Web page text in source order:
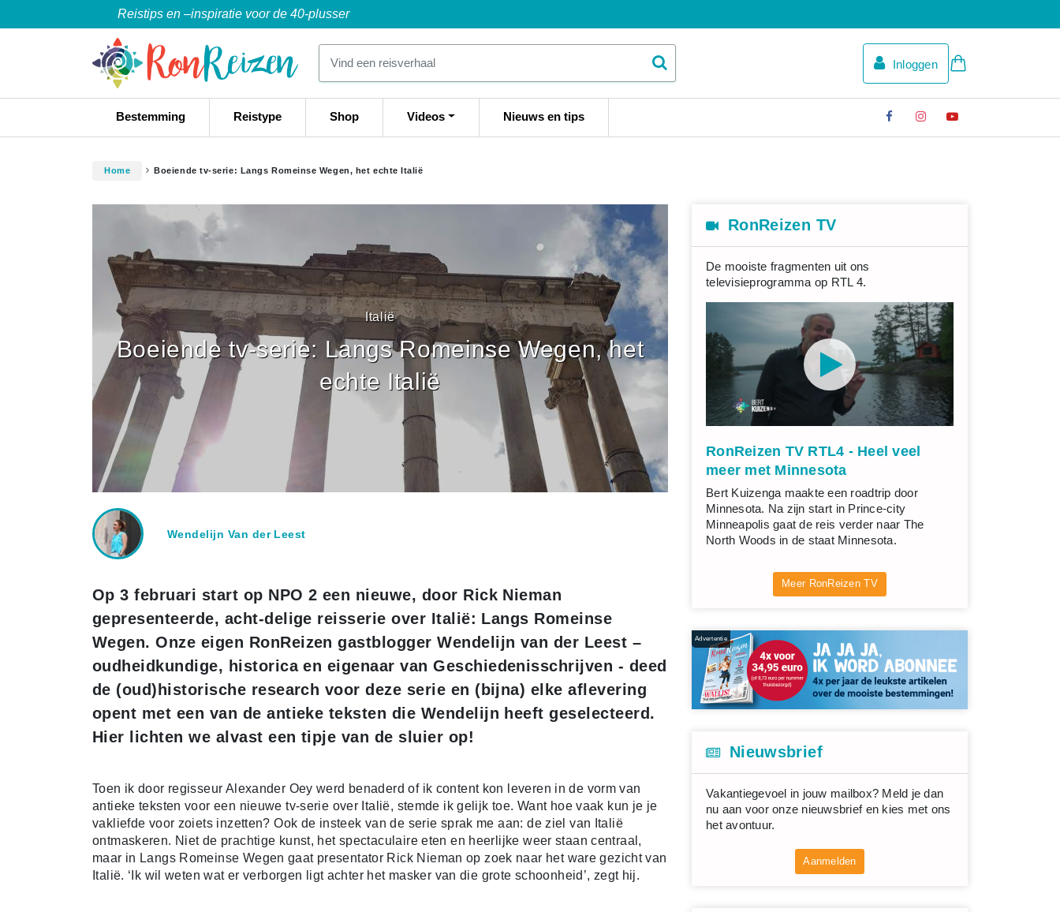
Reistips en –inspiratie voor de 40-plusser
Inloggen
Bestemming Reistype Shop Videos Nieuws en tips
Home Boeiende tv-serie: Langs Romeinse Wegen, het echte Italië
Italië
Boeiende tv-serie: Langs Romeinse Wegen, het
echte Italië
Wendelijn Van der Leest
Op 3 februari start op NPO 2 een nieuwe, door Rick Nieman
gepresenteerde, acht-delige reisserie over Italië: Langs Romeinse
Wegen. Onze eigen RonReizen gastblogger Wendelijn van der Leest –
oudheidkundige, historica en eigenaar van Geschiedenisschrijven - deed
de (oud)historische research voor deze serie en (bijna) elke aflevering
opent met een van de antieke teksten die Wendelijn heeft geselecteerd.
Hier lichten we alvast een tipje van de sluier op!
Toen ik door regisseur Alexander Oey werd benaderd of ik content kon leveren in de vorm van
antieke teksten voor een nieuwe tv-serie over Italië, stemde ik gelijk toe. Want hoe vaak kun je je
vakliefde voor zoiets inzetten? Ook de insteek van de serie sprak me aan: de ziel van Italië
ontmaskeren. Niet de prachtige kunst, het spectaculaire eten en heerlijke weer staan centraal,
maar in Langs Romeinse Wegen gaat presentator Rick Nieman op zoek naar het ware gezicht van
Italië. ‘Ik wil weten wat er verborgen ligt achter het masker van die grote schoonheid’, zegt hij.
RonReizen TV
De mooiste fragmenten uit ons
televisieprogramma op RTL 4.
RonReizen TV RTL4 - Heel veel
meer met Minnesota
Bert Kuizenga maakte een roadtrip door
Minnesota. Na zijn start in Prince-city
Minneapolis gaat de reis verder naar The
North Woods in de staat Minnesota.
Meer RonReizen TV
Advertentie
Nieuwsbrief
Vakantiegevoel in jouw mailbox? Meld je dan
nu aan voor onze nieuwsbrief en kies met ons
het avontuur.
Aanmelden